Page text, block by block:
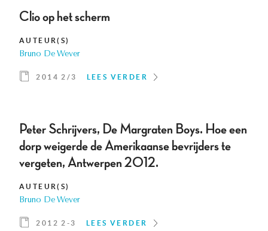
Clio op het scherm
AUTEUR(S)
Bruno De Wever
2014 2/3 LEES VERDER
Peter Schrijvers, De Margraten Boys. Hoe een
dorp weigerde de Amerikaanse bevrijders te
vergeten, Antwerpen 2012.
AUTEUR(S)
Bruno De Wever
2012 2-3 LEES VERDER